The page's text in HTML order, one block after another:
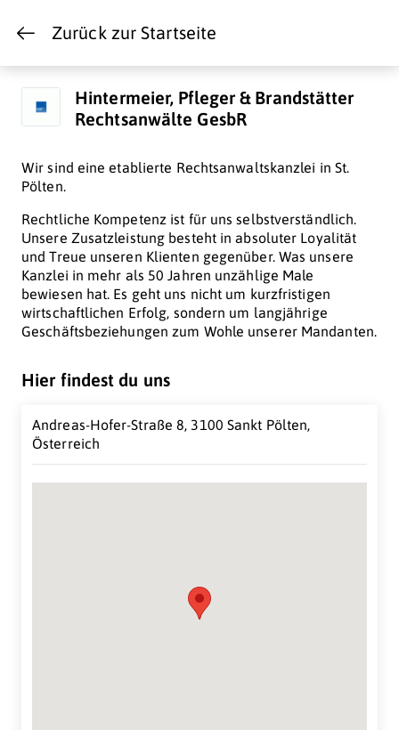
Zurück zur Startseite
Hintermeier, Pfleger & Brandstätter
Rechtsanwälte GesbR
Wir sind eine etablierte Rechtsanwaltskanzlei in St.
Pölten.
Rechtliche Kompetenz ist für uns selbstverständlich.
Unsere Zusatzleistung besteht in absoluter Loyalität
und Treue unseren Klienten gegenüber. Was unsere
Kanzlei in mehr als 50 Jahren unzählige Male
bewiesen hat. Es geht uns nicht um kurzfristigen
wirtschaftlichen Erfolg, sondern um langjährige
Geschäftsbeziehungen zum Wohle unserer Mandanten.
Hier findest du uns
Andreas-Hofer-Straße 8, 3100 Sankt Pölten,
Österreich